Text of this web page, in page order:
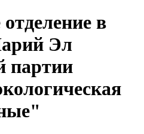
в
Эл
партии